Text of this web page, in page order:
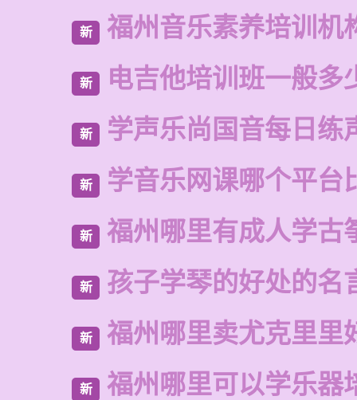
新 福州音乐素养培训机
新 电吉他培训班一般多
新 学声乐尚国音每日练
新 学音乐网课哪个平台
新 福州哪里有成人学古
新 孩子学琴的好处的名
新 福州哪里卖尤克里里
新 福州哪里可以学乐器